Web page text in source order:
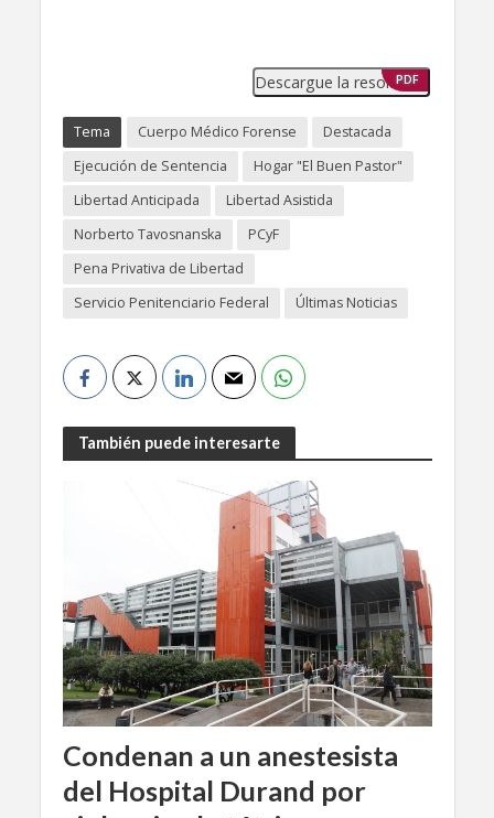
Descargue la resolución
PDF
Tema Cuerpo Médico Forense
Destacada
Ejecución de Sentencia
Hogar "El Buen Pastor"
Libertad Anticipada
Libertad Asistida
Norberto Tavosnanska
PCyF
Pena Privativa de Libertad
Servicio Penitenciario Federal
Últimas Noticias
También puede interesarte
Condenan a un anestesista
del Hospital Durand por